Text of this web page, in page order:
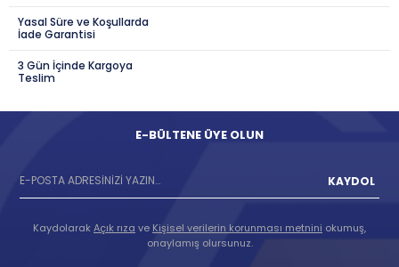
Yasal Süre ve Koşullarda
İade Garantisi
3 Gün İçinde Kargoya
Teslim
E-BÜLTENE ÜYE OLUN
KAYDOL
KaydolarakAçık rıza ve Kişisel verilerin korunması metnini okumuş,
onaylamış olursunuz.